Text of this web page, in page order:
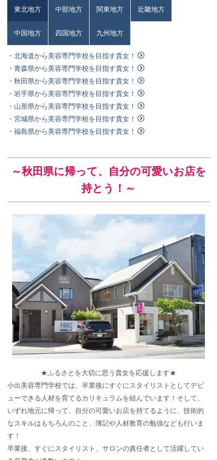
東北地方 中部地方 関東地方 近畿地方
中国地方 四国地方 九州地方
・北海道から美容専門学校を目指す貴女！
・青森県から美容専門学校を目指す貴女！
・秋田県から美容専門学校を目指す貴女！
・岩手県から美容専門学校を目指す貴女！
・山形県から美容専門学校を目指す貴女！
・宮城県から美容専門学校を目指す貴女！
・福島県から美容専門学校を目指す貴女！
～秋田県に帰って、自分の可愛いお店を
持とう！～
★ふるさとを大切に思う貴女を応援します★
小出美容専門学校では、卒業後にすぐにスタイリストとしてデビ
ューできる人材を育てるカリキュラムを組んでいます！そして、
いずれ地元に帰って、自分の可愛いお店を持てるように、技術的
なスキルはもちろんのこと、簿記や人材教育の勉強なども行いま
す！
卒業後、すぐにスタイリスト、サロンの責任者として活躍してい